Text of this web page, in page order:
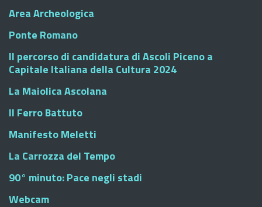
Area Archeologica
Ponte Romano
Il percorso di candidatura di Ascoli Piceno a
Capitale Italiana della Cultura 2024
La Maiolica Ascolana
Il Ferro Battuto
Manifesto Meletti
La Carrozza del Tempo
90° minuto: Pace negli stadi
Webcam